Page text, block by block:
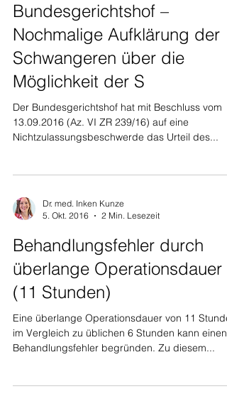
Bundesgerichtshof –
Nochmalige Aufklärung der
Schwangeren über die
Möglichkeit der S
Der Bundesgerichtshof hat mit Beschluss vom
13.09.2016 (Az. VI ZR 239/16) auf eine
Nichtzulassungsbeschwerde das Urteil des...
Dr. med. Inken Kunze
5. Okt. 2016
2 Min. Lesezeit
Behandlungsfehler durch
überlange Operationsdauer
(11 Stunden)
Eine überlange Operationsdauer von 11
im Vergleich zu üblichen 6 Stunden kann einen
Behandlungsfehler begründen. Zu diesem...